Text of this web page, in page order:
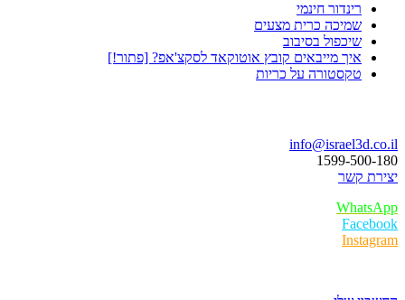
רינדור חינמי
שמיכה כרית מצעים
שיכפול בסיבוב
איך מייבאים קובץ אוטוקאד לסקצ'אפ? [פתור!]
טקסטורה על כריות
1599-
קשר